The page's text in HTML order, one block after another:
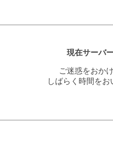
現在サーバ
ご迷惑をおか
しばらく時間を